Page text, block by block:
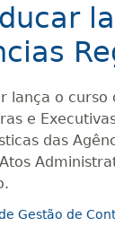
lança o curso
e
das
Gestão de